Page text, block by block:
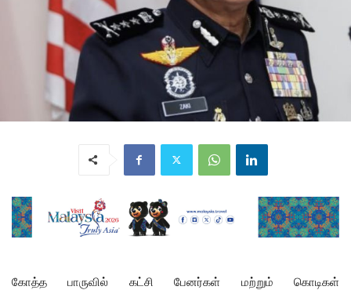
கோத்த பாருவில் கட்சி பேனர்கள் மற்றும் கொடிகள்